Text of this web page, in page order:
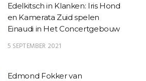
Edelkitsch in Klanken: Iris Hond
en Kamerata Zuid spelen
Einaudi in Het Concertgebouw
5 SEPTEMBER 2021
Edmond Fokker van